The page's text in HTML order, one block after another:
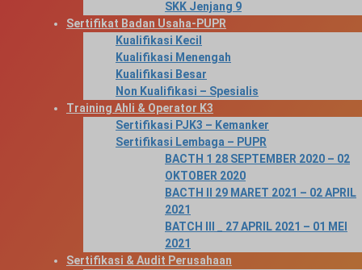
SKK Jenjang 9
Sertifikat Badan Usaha-PUPR
Kualifikasi Kecil
Kualifikasi Menengah
Kualifikasi Besar
Non Kualifikasi – Spesialis
Training Ahli & Operator K3
Sertifikasi PJK3 – Kemanker
Sertifikasi Lembaga – PUPR
BACTH 1 28 SEPTEMBER 2020 – 02
OKTOBER 2020
BACTH II 29 MARET 2021 – 02 APRIL
2021
BATCH III _ 27 APRIL 2021 – 01 MEI
2021
Sertifikasi & Audit Perusahaan